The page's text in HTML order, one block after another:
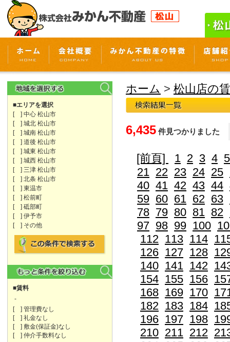
■エリアを選択
[ ] 中心 松山市
[ ] 城北 松山市
[ ] 城南 松山市
[ ] 道後 松山市
[ ] 城東 松山市
[ ] 城西 松山市
[ ] 三津 松山市
[ ] 北条 松山市
[ ] 東温市
[ ] 松前町
[ ] 砥部町
[ ] 伊予市
[ ] その他
■賃料
-
[ ] 管理費なし
[ ] 礼金なし
[ ] 敷金(保証金)なし
[ ] 仲介手数料なし
ホーム > 松山店の
6,435 件見つかりました
[前頁] 1 2 3 4 5
21 22 23 24 25
40 41 42 43 44
59 60 61 62 63
78 79 80 81 82
97 98 99 100
112 113 114
126 127 128
140 141 142
154 155 156
168 169 170
182 183 184
196 197 198
210 211 212